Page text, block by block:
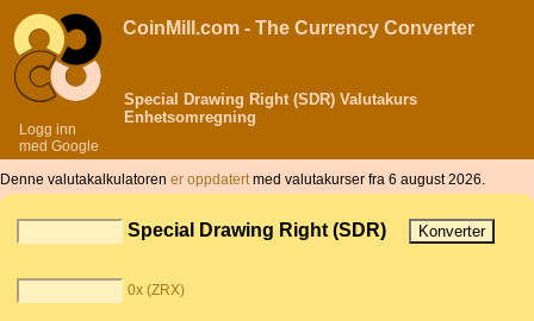
Logg inn
med Google
CoinMill.com - The Currency Converter
Special Drawing Right (SDR) Valutakurs
Enhetsomregning
Denne valutakalkulatoren er oppdatertmed valutakurser fra 6 august 2026.
Special Drawing Right (SDR)
0x (ZRX)